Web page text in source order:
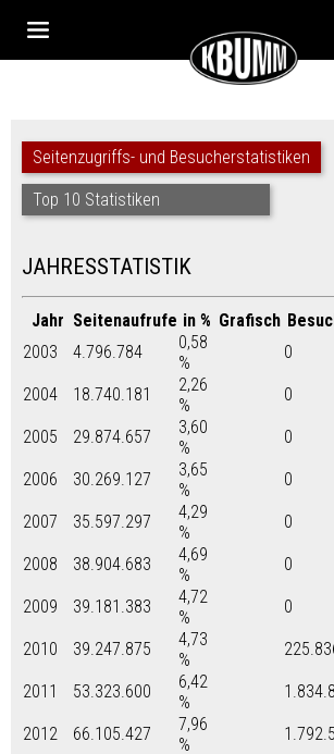
Seitenzugriffs- und Besucherstatistiken
Top 10 Statistiken
JAHRESSTATISTIK
Jahr Seitenaufrufe in % Grafisch
2003
4.796.784
0,58
%
0
2004
18.740.181
2,26
%
0
2005
29.874.657
3,60
%
0
2006
30.269.127
3,65
%
0
2007
35.597.297
4,29
%
0
2008
38.904.683
4,69
%
0
2009
39.181.383
4,72
%
0
2010
39.247.875
4,73
%
2011
53.323.600
6,42
%
2012
66.105.427
7,96
%